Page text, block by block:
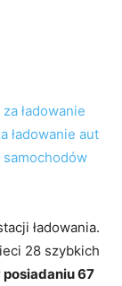
ładowania.
28 szybkich
67